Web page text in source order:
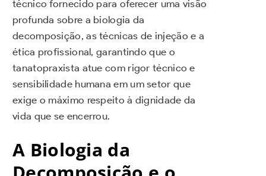
técnico fornecido para oferecer uma visão
profunda sobre a biologia da
decomposição, as técnicas de injeção e a
ética profissional, garantindo que o
tanatopraxista atue com rigor técnico e
sensibilidade humana em um setor que
exige o máximo respeito à dignidade da
vida que se encerrou.
A Biologia da